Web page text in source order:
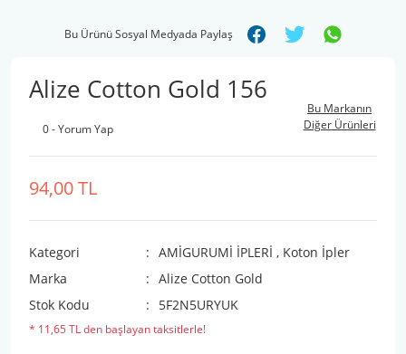
Bu Ürünü Sosyal Medyada Paylaş
Alize Cotton Gold 156
0 - Yorum Yap
Bu Markanın
Diğer Ürünleri
94,00 TL
Kategori AMİGURUMİ İPLERİ , Koton İpler
Marka
Alize Cotton Gold
Stok Kodu
5F2N5URYUK
* 11,65 TL den başlayan taksitlerle!